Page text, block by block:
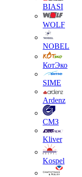
BIASI
WOLF
NOBEL
КотЭко
SIME
Ardenz
СМЗ
Kliver
Kospel